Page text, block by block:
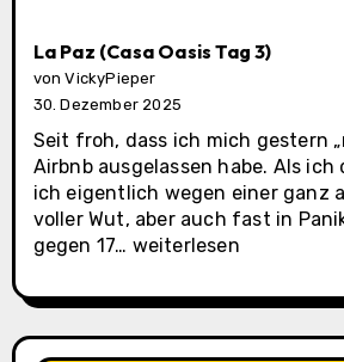
Tag
La Paz (Casa Oasis Tag 3)
von VickyPieper
30. Dezember 2025
Seit froh, dass ich mich gestern
Airbnb ausgelassen habe. Als ich
ich eigentlich wegen einer ganz
voller Wut, aber auch fast in
gegen 17… La
(Casa
weiterlesen